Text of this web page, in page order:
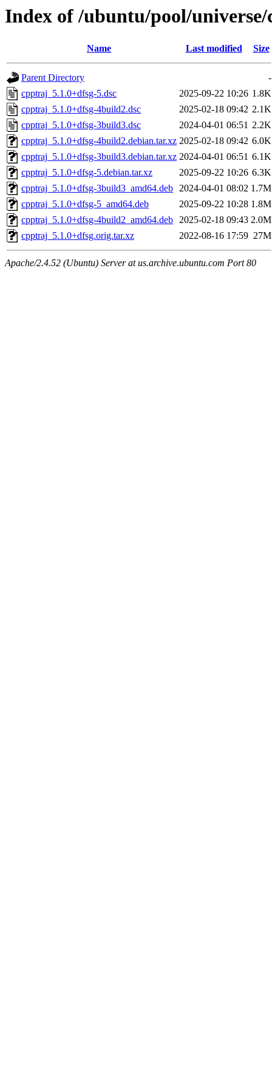
Index of /ubuntu/pool/
Name Last modified Size
Parent Directory
-
cpptraj_5.1.0+dfsg-5.dsc
2025-09-22 10:26 1.8K
cpptraj_5.1.0+dfsg-4build2.dsc
2025-02-18 09:42 2.1K
cpptraj_5.1.0+dfsg-3build3.dsc
2024-04-01 06:51 2.2K
cpptraj_5.1.0+dfsg-4build2.debian.tar.xz 2025-02-18 09:42 6.0K
cpptraj_5.1.0+dfsg-3build3.debian.tar.xz 2024-04-01 06:51 6.1K
cpptraj_5.1.0+dfsg-5.debian.tar.xz
2025-09-22 10:26 6.3K
cpptraj_5.1.0+dfsg-3build3_amd64.deb 2024-04-01 08:02 1.7M
cpptraj_5.1.0+dfsg-5_amd64.deb
2025-09-22 10:28 1.8M
cpptraj_5.1.0+dfsg-4build2_amd64.deb 2025-02-18 09:43 2.0M
cpptraj_5.1.0+dfsg.orig.tar.xz
2022-08-16 17:59 27M
Apache/2.4.52 (Ubuntu) Server at us.archive.ubuntu.com Port 80